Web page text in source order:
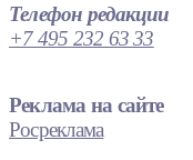
Телефон редакции
+7 495 232 63 33
Реклама на сайте
Росреклама